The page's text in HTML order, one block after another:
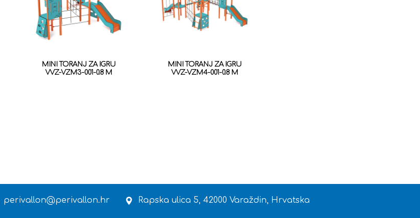
MINI TORANJ ZA IGRU
VVZ-VZM3-001-0.8 M
MINI TORANJ ZA IGRU
VVZ-VZM4-001-0.8 M
perivallon@perivallon.hr Rapska ulica 5, 42000 Varaždin, Hrvatska